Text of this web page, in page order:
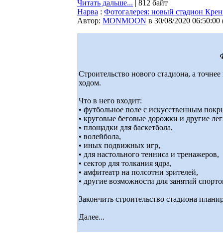
Читать дальше... | 812 байт
Нарва : Фотогалерея: новый стадион
Автор: MONMOON в 30/08/2020 06:50:00
Строительство нового стадиона, а
ходом.
Что в него входит:
• футбольное поле с искусственным
• круговые беговые дорожки и другие
• площадки для баскетбола,
• волейбола,
• иных подвижных игр,
• для настольного тенниса и тренажеров,
• сектор для толкания ядра,
• амфитеатр на полсотни зрителей,
• другие возможности для занятий
Закончить строительство стадиона
Далее...